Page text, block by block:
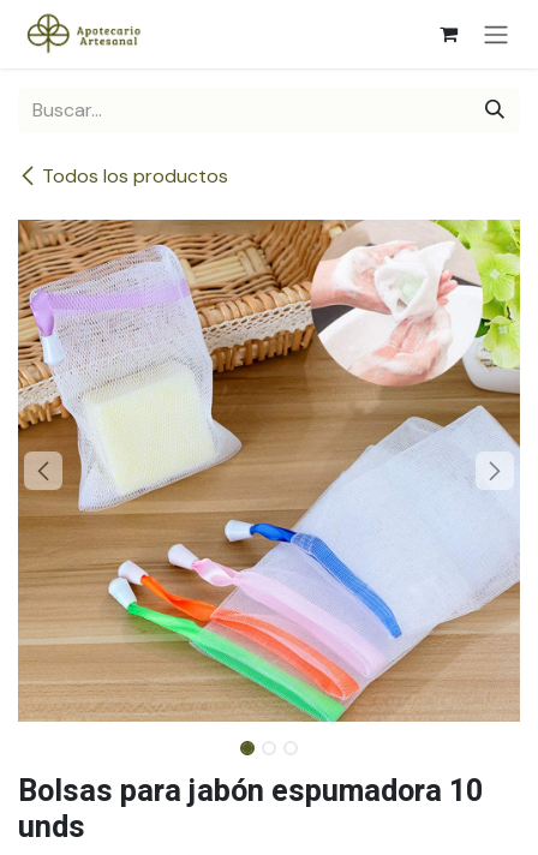
Ir al contenido
Todos los productos
Bolsas para jabón espumadora 10
unds